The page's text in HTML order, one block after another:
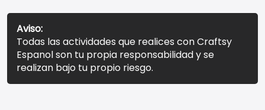
Aviso:
Todas las actividades que realices con Craftsy
Espanol son tu propia responsabilidad y se
realizan bajo tu propio riesgo.